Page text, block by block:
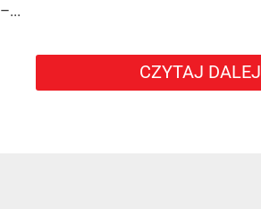
–...
CZYTAJ DALEJ